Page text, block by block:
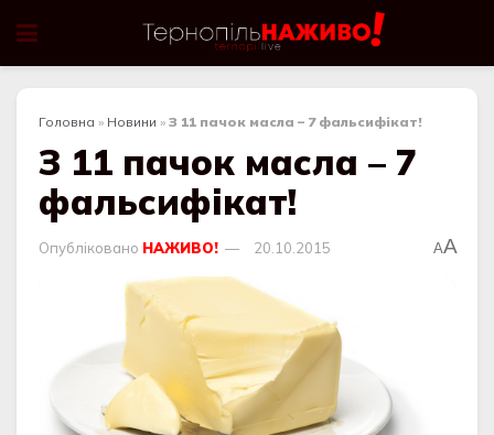
Головна » Новини » З 11 пачок масла – 7 фальсифікат!
З 11 пачок масла – 7
фальсифікат!
Опубліковано НАЖИВО! 20.10.2015 AA